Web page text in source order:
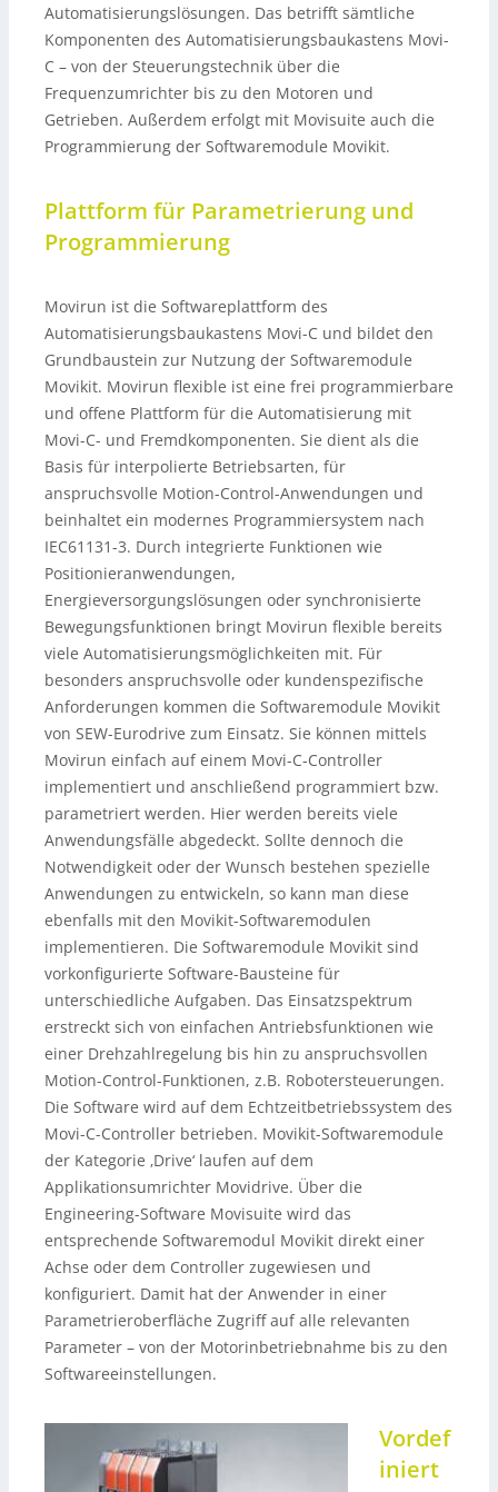
Automatisierungslösungen. Das betrifft sämtliche
Komponenten des Automatisierungsbaukastens Movi-
C – von der Steuerungstechnik über die
Frequenzumrichter bis zu den Motoren und
Getrieben. Außerdem erfolgt mit Movisuite auch die
Programmierung der Softwaremodule Movikit.
Plattform für Parametrierung und
Programmierung
Movirun ist die Softwareplattform des
Automatisierungsbaukastens Movi-C und bildet den
Grundbaustein zur Nutzung der Softwaremodule
Movikit. Movirun flexible ist eine frei programmierbare
und offene Plattform für die Automatisierung mit
Movi-C- und Fremdkomponenten. Sie dient als die
Basis für interpolierte Betriebsarten, für
anspruchsvolle Motion-Control-Anwendungen und
beinhaltet ein modernes Programmiersystem nach
IEC61131-3. Durch integrierte Funktionen wie
Positionieranwendungen,
Energieversorgungslösungen oder synchronisierte
Bewegungsfunktionen bringt Movirun flexible bereits
viele Automatisierungsmöglichkeiten mit. Für
besonders anspruchsvolle oder kundenspezifische
Anforderungen kommen die Softwaremodule Movikit
von SEW-Eurodrive zum Einsatz. Sie können mittels
Movirun einfach auf einem Movi-C-Controller
implementiert und anschließend programmiert bzw.
parametriert werden. Hier werden bereits viele
Anwendungsfälle abgedeckt. Sollte dennoch die
Notwendigkeit oder der Wunsch bestehen spezielle
Anwendungen zu entwickeln, so kann man diese
ebenfalls mit den Movikit-Softwaremodulen
implementieren. Die Softwaremodule Movikit sind
vorkonfigurierte Software-Bausteine für
unterschiedliche Aufgaben. Das Einsatzspektrum
erstreckt sich von einfachen Antriebsfunktionen wie
einer Drehzahlregelung bis hin zu anspruchsvollen
Motion-Control-Funktionen, z.B. Robotersteuerungen.
Die Software wird auf dem Echtzeitbetriebssystem des
Movi-C-Controller betrieben. Movikit-Softwaremodule
der Kategorie ‚Drive‘ laufen auf dem
Applikationsumrichter Movidrive. Über die
Engineering-Software Movisuite wird das
entsprechende Softwaremodul Movikit direkt einer
Achse oder dem Controller zugewiesen und
konfiguriert. Damit hat der Anwender in einer
Parametrieroberfläche Zugriff auf alle relevanten
Parameter – von der Motorinbetriebnahme bis zu den
Softwareeinstellungen.
Vordef
iniert